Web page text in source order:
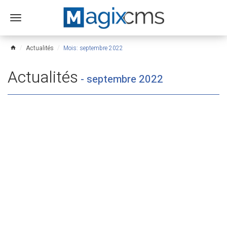
Ouvrir
menu
home Actualités Mois: septembre 2022
Actualités - septembre 2022